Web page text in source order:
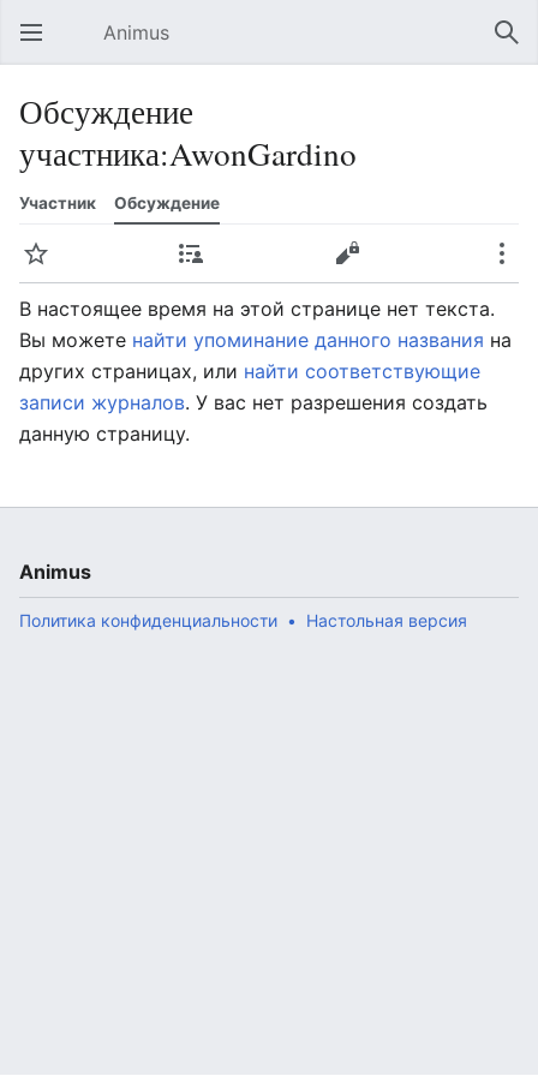
Открыть главное меню Animus
Обсуждение
участника:AwonGardino
Участник Обсуждение
Следить Вклад Править
Ещё
В настоящее время на этой странице нет текста.
Вы можете найти упоминание данного названия на
других страницах, или найти соответствующие
записи журналов. У вас нет разрешения создать
данную страницу.
Animus
Политика конфиденциальности Настольная версия